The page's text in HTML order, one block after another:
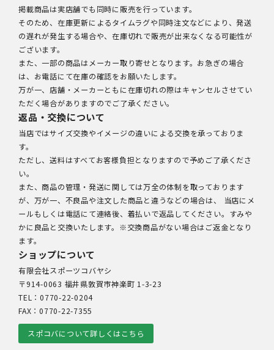
掲載商品は実店舗でも同時に販売を行っています。
そのため、在庫更新によるタイムラグや同時注文などにより、発送
の遅れが発生する場合や、在庫切れで販売が出来なくなる可能性が
ございます。
また、一部の商品はメーカー取り寄せとなります。お急ぎの場合
は、お電話にて在庫の確認をお願いたします。
万が一、店舗・メーカーともに在庫切れの際はキャンセルさせてい
ただく場合がありますのでご了承ください。
返品・交換について
当店ではサイズ交換やイメージの違いによる交換を承っておりま
す。
ただし、送料はすべてお客様負担となりますので予めご了承くださ
い。
また、商品の管理・発送に関しては万全の体制を取っております
が、万が一、不良品や注文した商品と違うなどの場合は、 当店にメ
ールもしくは電話にて連絡後、着払いで返品してください。すみや
かに良品と交換いたします。※交換商品がない場合はご返金となり
ます。
ショップについて
有限会社スポーツコバヤシ
〒914-0063 福井県敦賀市神楽町 1-3-23
TEL：0770-22-0204
FAX：0770-22-7355
スポコバについて詳しくはこちら